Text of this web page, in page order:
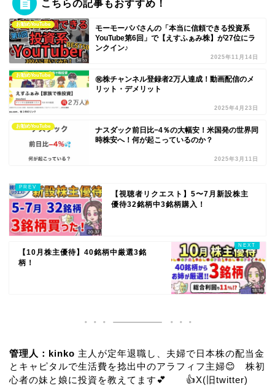
こちらの記事もおすすめ！
お勧めYouTube
モーモーパパさんの「本当に信頼できる投資系
YouTube第6回」で【えすふぁみ株】が27位にラ
ンクイン♪
2025年11月14日
お勧めYouTube
㊗️株チャンネル登録者2万人達成！動画配信のメ
リット・デメリット
2025年4月23日
お勧めYouTube
ナスダック前日比−4％の大幅安！米国発の世界同
時株安へ！何が起こっているのか？
2025年3月11日
【視聴者リクエスト】5〜7月新設株主
優待32銘柄中3銘柄購入！
【10月株主優待】40銘柄中厳選3銘
柄！
管理人：kinko 主人が定年退職し、夫婦で日本株の配当金
とキャピタルで生活費を捻出中のアラフィフ主婦😊 株初
心者の妹と娘に投資を教えてます💕 👍X(旧twitter)